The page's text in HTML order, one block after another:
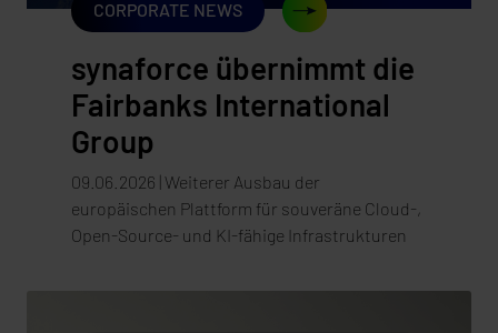
CORPORATE NEWS
synaforce übernimmt die
Fairbanks International
Group
09.06.2026 | Weiterer Ausbau der
europäischen Plattform für souveräne Cloud-,
Open-Source- und KI-fähige Infrastrukturen